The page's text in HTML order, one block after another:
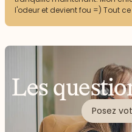
l'odeur et devient fou =) Tout
Les
Posez